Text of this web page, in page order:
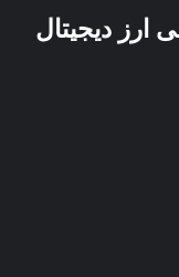
ارز دیجیتال